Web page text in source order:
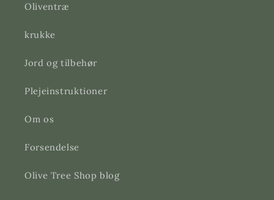
Oliventræ
krukke
Jord og tilbehør
Plejeinstruktioner
Om os
Forsendelse
Olive Tree Shop blog